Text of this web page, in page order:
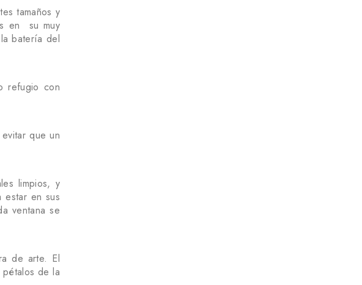
tamaños y
en su muy
batería del
refugio con
que un
limpios, y
estar en sus
ventana se
de arte. El
de la